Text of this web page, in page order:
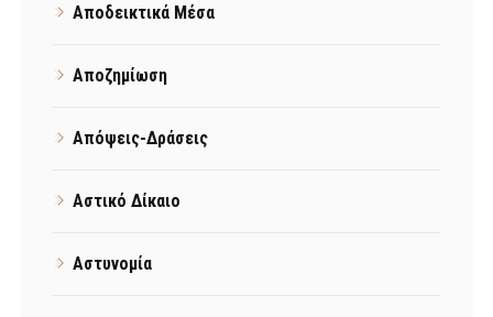
Αποδεικτικά Μέσα
Αποζημίωση
Απόψεις-Δράσεις
Αστικό Δίκαιο
Αστυνομία